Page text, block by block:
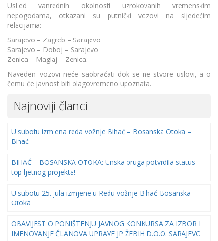
Usljed vanrednih okolnosti uzrokovanih vremenskim
nepogodama, otkazani su putnički vozovi na sljedećim
relacijama:
Sarajevo – Zagreb – Sarajevo
Sarajevo – Doboj – Sarajevo
Zenica – Maglaj – Zenica.
Navedeni vozovi neće saobraćati dok se ne stvore uslovi, a o
čemu će javnost biti blagovremeno upoznata.
Najnoviji članci
U subotu izmjena reda vožnje Bihać – Bosanska Otoka –
Bihać
BIHAĆ – BOSANSKA OTOKA: Unska pruga potvrdila status
top ljetnog projekta!
U subotu 25. jula izmjene u Redu vožnje Bihać-Bosanska
Otoka
OBAVIJEST O PONIŠTENJU JAVNOG KONKURSA ZA IZBOR I
IMENOVANJE ČLANOVA UPRAVE JP ŽFBIH D.O.O. SARAJEVO